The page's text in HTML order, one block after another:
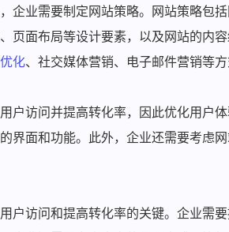
企业需要制定网站策略。网站策略包
页面布局等设计要素，以及网站的内
优化、社交媒体营销、电子邮件营销等
户访问并提高转化率，因此优化用户
界面和功能。此外，企业还需要考虑
户访问和提高转化率的关键。企业需